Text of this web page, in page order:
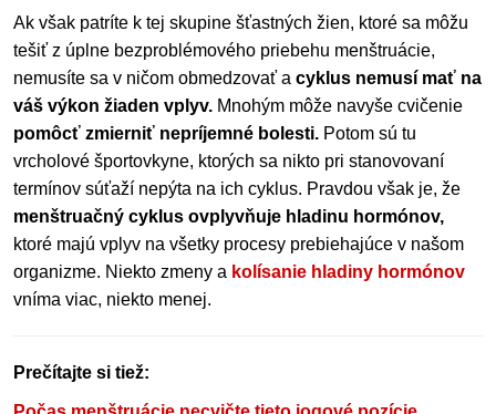
Ak však patríte k tej skupine šťastných žien, ktoré sa môžu
tešiť z úplne bezproblémového priebehu menštruácie,
nemusíte sa v ničom obmedzovať a cyklus nemusí mať na
váš výkon žiaden vplyv. Mnohým môže navyše cvičenie
pomôcť zmierniť nepríjemné bolesti. Potom sú tu
vrcholové športovkyne, ktorých sa nikto pri stanovovaní
termínov súťaží nepýta na ich cyklus. Pravdou však je, že
menštruačný cyklus ovplyvňuje hladinu hormónov,
ktoré majú vplyv na všetky procesy prebiehajúce v našom
organizme. Niekto zmeny a kolísanie hladiny hormónov
vníma viac, niekto menej.
Prečítajte si tiež: